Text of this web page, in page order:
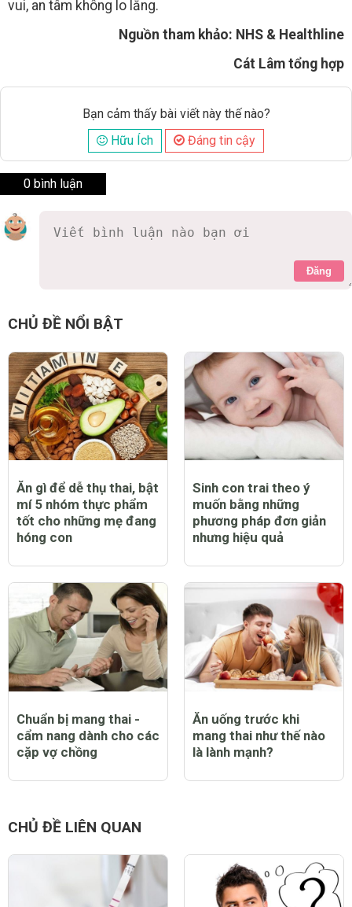
vui, an tâm không lo lắng.
Nguồn tham khảo: NHS & Healthline
Cát Lâm tổng hợp
Bạn cảm thấy bài viết này thế nào?
Hữu Ích
Đáng tin cậy
0 bình luận
Đăng
CHỦ ĐỀ NỔI BẬT
Ăn gì để dễ thụ thai, bật
mí 5 nhóm thực phẩm
tốt cho những mẹ đang
hóng con
Sinh con trai theo ý
muốn bằng những
phương pháp đơn giản
nhưng hiệu quả
Chuẩn bị mang thai -
cẩm nang dành cho các
cặp vợ chồng
Ăn uống trước khi
mang thai như thế nào
là lành mạnh?
CHỦ ĐỀ LIÊN QUAN